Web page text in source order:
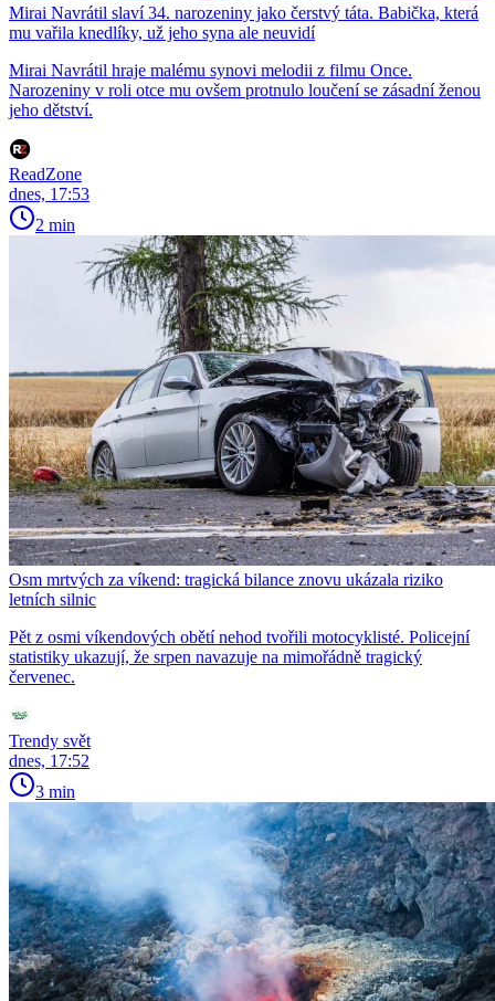
Mirai Navrátil slaví 34. narozeniny jako čerstvý táta. Babička, která
mu vařila knedlíky, už jeho syna ale neuvidí
Mirai Navrátil hraje malému synovi melodii z filmu Once.
Narozeniny v roli otce mu ovšem protnulo loučení se zásadní ženou
jeho dětství.
ReadZone
dnes, 17:53
2 min
Osm mrtvých za víkend: tragická bilance znovu ukázala riziko
letních silnic
Pět z osmi víkendových obětí nehod tvořili motocyklisté. Policejní
statistiky ukazují, že srpen navazuje na mimořádně tragický
červenec.
Trendy svět
dnes, 17:52
3 min